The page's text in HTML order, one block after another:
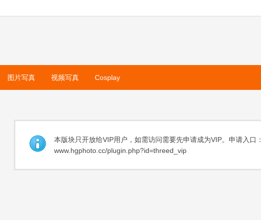
图片写真 视频写真 Cosplay
本版块只开放给VIP用户，如需访问需要先申请成为VIP。申请入口：
www.hgphoto.cc/plugin.php?id=threed_vip